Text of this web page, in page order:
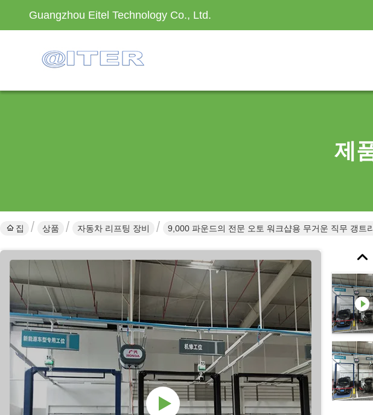
Guangzhou Eitel Technology Co., Ltd.
제
집 상품 자동차 리프팅 장비 9,000 파운드의 전문 오토 워크샵용 무거운 직무 갱트